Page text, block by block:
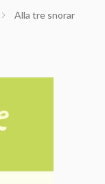
Alla tre snorar